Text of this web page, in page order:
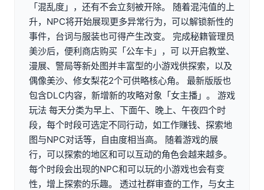
「混乱度」，还有不会立刻被开除。 随着混沌值的上
升，NPC将开始展现更多异常行为，可以解锁新性的
事件，台词与服装也可得产生改变。 完成秘籍管理员
美沙后，便利商店购买「公车卡」，可 以开启教堂、
漫展、警局等新处图并丰富型的小游戏供探索，以及
偶像美沙、修女梨花2个可供略核心角。 最新版版也
包含DLC内容，新增新的攻略对象「女主播」。 游戏
玩法 每天分类为早上、下面午、晚上、午夜四个时
段，每个时段可选定不同行动，如工作赚钱、探索地
图与NPC对话等，自由度相当高。 随着游戏的展
行，可以探索的地区和可以互动的角色会越来越多。
每个时段会出现的NPC和可以玩的小游戏也会有变
性，增上探索的乐趣。 透过社群审查的工作，与女主